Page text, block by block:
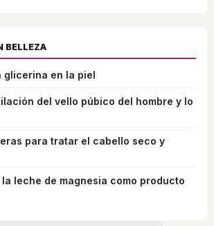
BELLEZA
glicerina en la piel
del vello púbico del hombre y lo
para tratar el cabello seco y
leche de magnesia como producto